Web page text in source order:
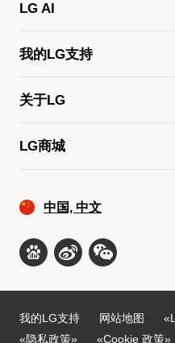
LG AI
我的LG支持
关于LG
LG商城
中国, 中文
我的LG支持 网站地图
«隐私政策»
«Cookie 政策»